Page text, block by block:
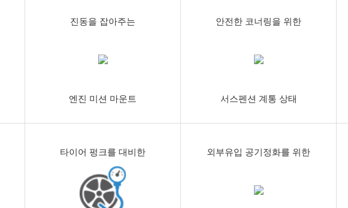
진동을 잡아주는
엔진 미션 마운트
안전한 코너링을 위한
서스펜션 계통 상태
타이어 펑크를 대비한 외부유입 공기정화를 위한